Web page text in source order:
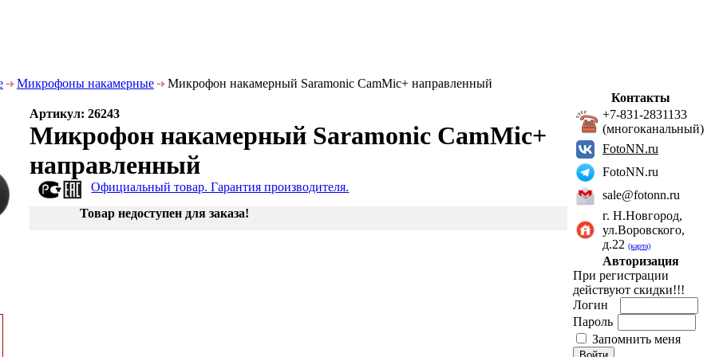
Микрофоны накамерные Микрофон накамерный Saramonic CamMic+ направленный
Артикул: 26243
Микрофон накамерный Saramonic CamMic+
направленный
Официальный товар. Гарантия производителя.
Товар недоступен для заказа!
Контакты
+7-831-2831133
(многоканальный)
FotoNN.ru
FotoNN.ru
sale@fotonn.ru
г. Н.Новгород,
ул.Воровского,
д.22 (карта)
Авторизация
При регистрации
действуют скидки!!!
Логин
Пароль
Запомнить меня